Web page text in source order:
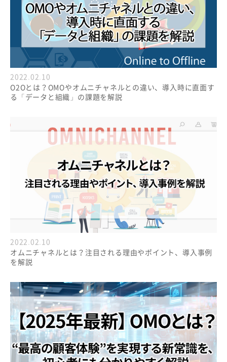
2022.02.10
O2Oとは？OMOやオムニチャネルとの違い、導入時に直面す
る「データと組織」の課題を解説
2022.02.10
オムニチャネルとは？注目される理由やポイント、導入事例
を解説